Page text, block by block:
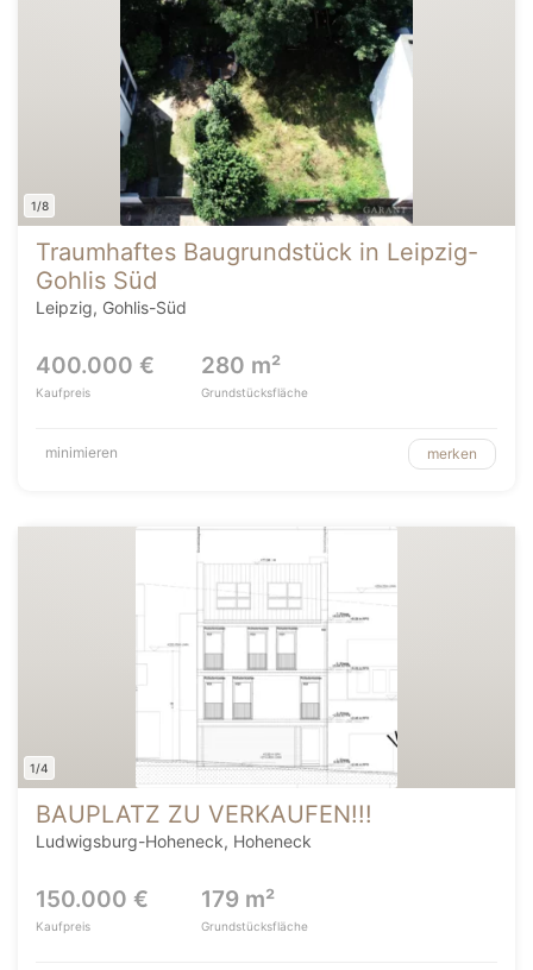
1/8
Traumhaftes Baugrundstück in Leipzig-
Gohlis Süd
Leipzig, Gohlis-Süd
400.000 €
Kaufpreis
280 m²
Grundstücksfläche
minimieren merken
1/4
BAUPLATZ ZU VERKAUFEN!!!
Ludwigsburg-Hoheneck, Hoheneck
150.000 €
Kaufpreis
179 m²
Grundstücksfläche